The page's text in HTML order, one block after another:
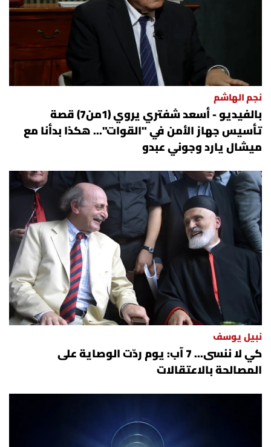
الصحافة الإسرائيلية
فصل من كتاب
اقرأ تضحك
كاميرا
سجالات
صحّة وصحن
الرياضة
منوّعات
حظّك اليوم
للتاريخ
فيديو
نجم الهاشم
بالفيديو - أسعد شفتري يروي (1من7) قصة
تأسيس جهاز الأمن في "القوات"... هكذا بدأنا مع
ميشال يارد وجوني عبدو
نبيل يوسف
كي لا ننسى... 7 آب: يوم ردّت الوصاية على
المصالحة بالاعتقالات